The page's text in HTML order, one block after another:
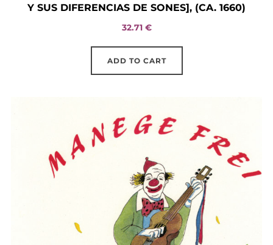
Y SUS DIFERENCIAS DE SONES], (CA. 1660)
32.71 €
ADD TO CART